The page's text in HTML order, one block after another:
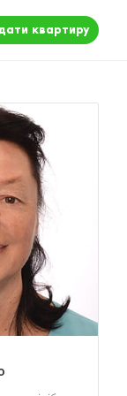
квартиру